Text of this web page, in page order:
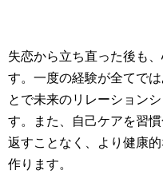
失恋から立ち直った後も
す。一度の経験が全てで
とで未来のリレーション
す。また、自己ケアを習
返すことなく、より健康
作ります。